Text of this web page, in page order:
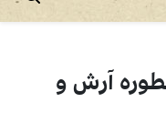
آرش و